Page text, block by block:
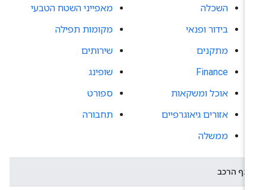
השכלה
בידור ופנאי
מתקנים
Finance
אוכל ומשקאות
אזורים גיאוגרפיים
ממשלה
מאפייני השטח הטבעי
מקומות תפילה
שירותים
שופינג
ספורט
תחבורה
ענף הרכב